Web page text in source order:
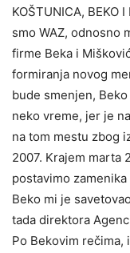
KOŠTUNICA, BEKO
smo WAZ, odnosno
firme Beka i
formiranja novog
bude smenjen,
neko vreme, jer je
na tom mestu zbog
2007. Krajem marta
postavimo
Beko mi je
tada direktora
Po Bekovim rečima,